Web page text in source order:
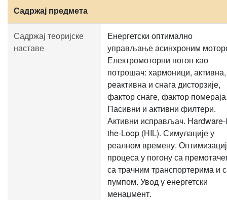
Садржај предмета
Садржај теоријске
наставе
Енергетски оптимално
управљање асинхроним
Електромоторни погон као
потрошач: хармоници, активна,
реактивна и снага дисторзије,
фактор снаге, фактор
Пасивни и активни филтери.
Активни исправљач.
the-Loop (HIL). Симулације у
реалном времену.
процеса у погону са
са трачним транспортерима и
пумпом. Увод у енергетски
менаџмент.